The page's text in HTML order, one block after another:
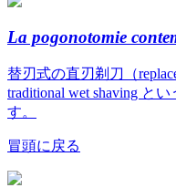
La pogonotomie
替刃式の直刃剃刀（
traditional wet shaving と
す。
冒頭に戻る